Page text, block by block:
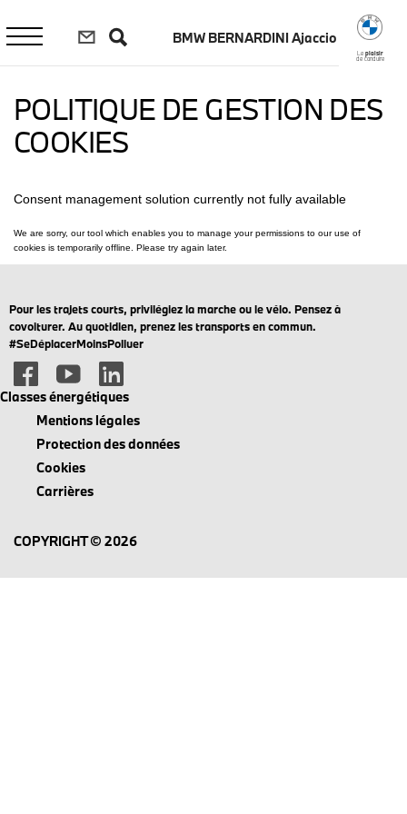
contenu
principal
BMW BERNARDINI Ajaccio
Le plaisir
de conduire
POLITIQUE DE GESTION DES
COOKIES
Pour les trajets courts, privilégiez la marche ou le vélo. Pensez à
covoiturer. Au quotidien, prenez les transports en commun.
#SeDéplacerMoinsPolluer
Classes énergétiques
Mentions légales
Protection des données
Cookies
Carrières
COPYRIGHT © 2026